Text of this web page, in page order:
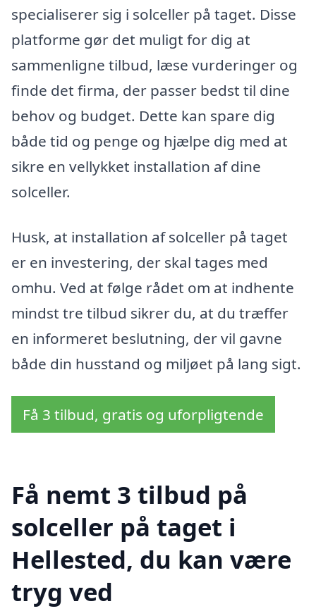
specialiserer sig i solceller på taget. Disse
platforme gør det muligt for dig at
sammenligne tilbud, læse vurderinger og
finde det firma, der passer bedst til dine
behov og budget. Dette kan spare dig
både tid og penge og hjælpe dig med at
sikre en vellykket installation af dine
solceller.
Husk, at installation af solceller på taget
er en investering, der skal tages med
omhu. Ved at følge rådet om at indhente
mindst tre tilbud sikrer du, at du træffer
en informeret beslutning, der vil gavne
både din husstand og miljøet på lang sigt.
Få 3 tilbud, gratis og uforpligtende
Få nemt 3 tilbud på
solceller på taget i
Hellested, du kan være
tryg ved